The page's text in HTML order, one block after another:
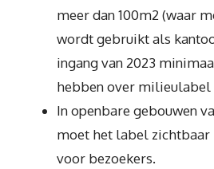
meer dan 100m2 (waar
wordt gebruikt als
ingang van 2023
hebben over milieulabel
In openbare gebouwen
moet het label zichtbaar
voor bezoekers.